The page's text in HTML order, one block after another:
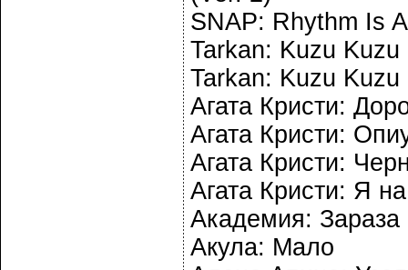
SNAP: Rhythm Is
Tarkan: Kuzu Kuzu
Tarkan: Kuzu Kuzu
Агата Кристи:
Агата Кристи:
Агата Кристи:
Агата Кристи: Я
Академия: Зараза
Акула: Мало